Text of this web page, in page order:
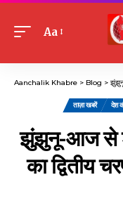
Font
Aa
Aanchalik Khabre > Blog >
ताज़ा खबरें देश
झुंझुनू-आज से
का